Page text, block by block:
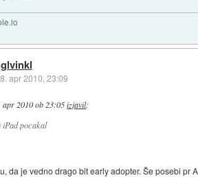
apr 2010, 23:09
apr 2010 ob 23:05 izjavil:
iPad pocakal
da je vedno drago bit early adopter. Še posebi pr